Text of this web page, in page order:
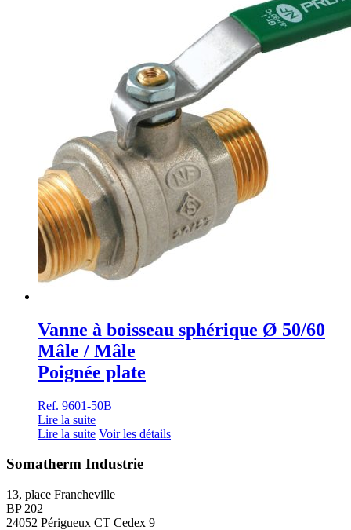
Vanne à boisseau sphérique Ø 50/60
Mâle / Mâle
Poignée plate
Ref. 9601-50B
Lire la suite
Lire la suite Voir les détails
Somatherm Industrie
13, place Francheville
BP 202
24052 Périgueux CT Cedex 9